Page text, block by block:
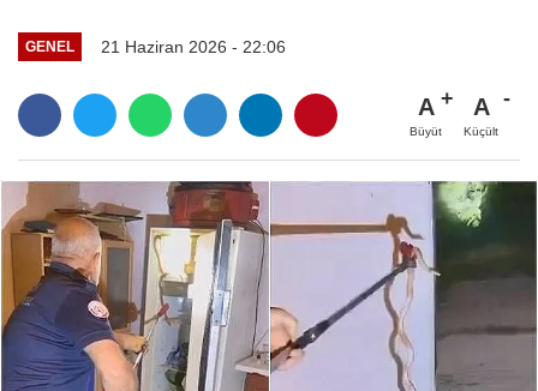
GENEL 21 Haziran 2026 - 22:06
A
Büyüt
A
Küçült